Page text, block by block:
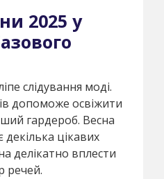
2025 у
слідування моді.
допоможе освіжити
гардероб. Весна
цікавих
делікатно вплести
речей.